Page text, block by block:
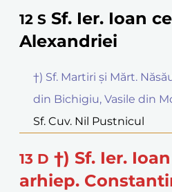
12 S Sf. Ier. Ioan
Alexandriei
†) Sf. Martiri și Mărt.
din Bichigiu, Vasile din
Sf. Cuv. Nil Pustnicul
13 D †) Sf. Ier.
arhiep.